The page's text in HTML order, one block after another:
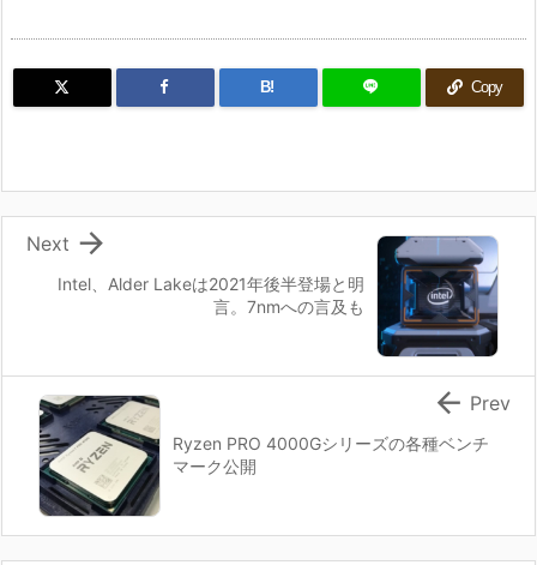
B! Copy
Intel、Alder Lakeは2021年後半登場と明
言。7nmへの言及も

Next
Ryzen PRO 4000Gシリーズの各種ベンチ
マーク公開
 Prev